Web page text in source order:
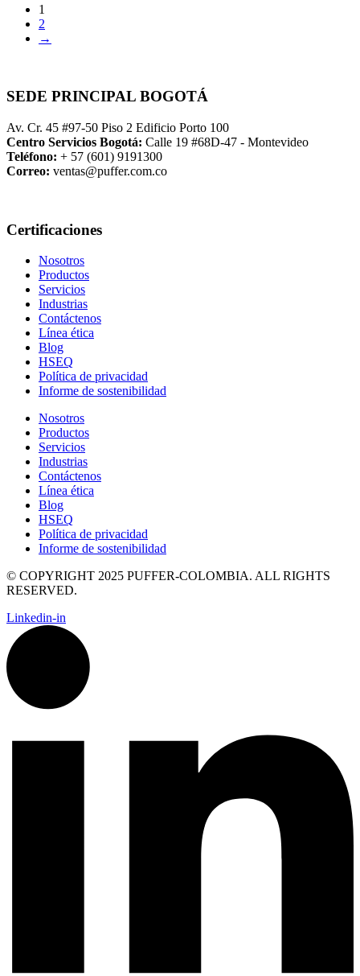
1
2
→
SEDE PRINCIPAL BOGOTÁ
Av. Cr. 45 #97-50 Piso 2 Edificio Porto 100
Centro Servicios Bogotá: Calle 19 #68D-47 - Montevideo
Teléfono: + 57 (601) 9191300
Correo: ventas@puffer.com.co
Certificaciones
Nosotros
Productos
Servicios
Industrias
Contáctenos
Línea ética
Blog
HSEQ
Política de privacidad
Informe de sostenibilidad
Nosotros
Productos
Servicios
Industrias
Contáctenos
Línea ética
Blog
HSEQ
Política de privacidad
Informe de sostenibilidad
© COPYRIGHT 2025 PUFFER-COLOMBIA. ALL RIGHTS
RESERVED.
Linkedin-in